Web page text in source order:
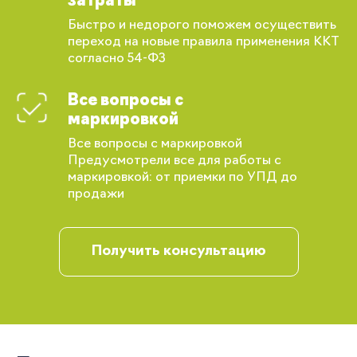
Быстро и недорого поможем осуществить
переход на новые правила применения ККТ
согласно 54-ФЗ
Все вопросы с
маркировкой
Все вопросы с маркировкой
Предусмотрели все для работы с
маркировкой: от приемки по УПД до
продажи
Получить консультацию
заказов и получать индивидуальные
рекомендации